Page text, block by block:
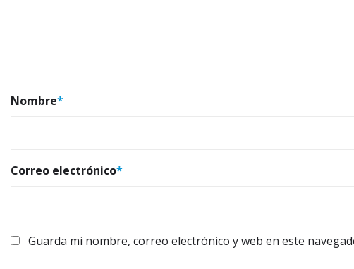
Nombre*
Correo electrónico*
Guarda mi nombre, correo electrónico y web en este